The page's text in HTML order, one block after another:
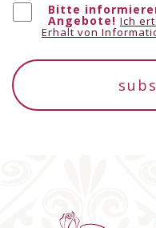
Bitte
Angebote! Ich
Erhalt von